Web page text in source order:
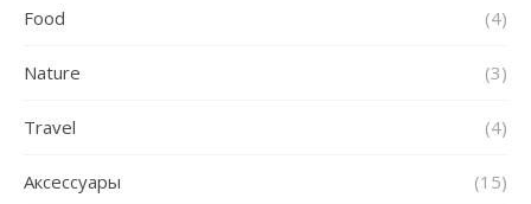
Food (4)
Nature (3)
Travel (4)
Аксессуары (15)